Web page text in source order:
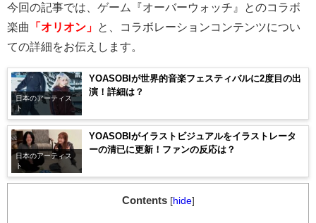
今回の記事では、ゲーム『オーバーウォッチ』とのコラボ
楽曲
「オリオン」
と、コラボレーションコンテンツについ
ての詳細をお伝えします。
日本のアーティス
ト
YOASOBIが世界的音楽フェスティバルに2度目の出
演！詳細は？
日本のアーティス
ト
YOASOBIがイラストビジュアルをイラストレータ
ーの清已に更新！ファンの反応は？
Contents [hide]